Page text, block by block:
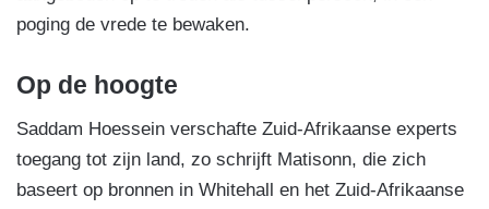
poging de vrede te bewaken.
Op de hoogte
Saddam Hoessein verschafte Zuid-Afrikaanse experts
toegang tot zijn land, zo schrijft Matisonn, die zich
baseert op bronnen in Whitehall en het Zuid-Afrikaanse